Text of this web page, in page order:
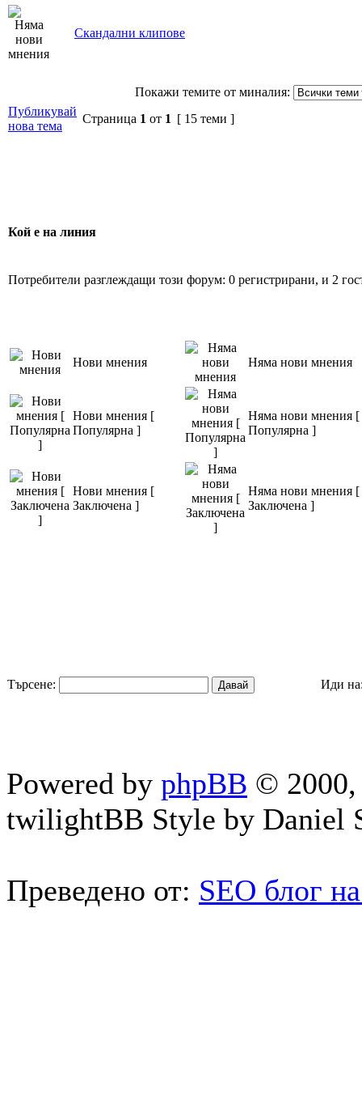
Скандални клипове
Покажи темите от миналия:
Публикувай
нова тема
Страница 1 от 1 [ 15 теми ]
Кой е на линия
Потребители разглеждащи този форум: 0 регистрирани, и 2
Нови мнения Няма нови мнения
Нови мнения [
Популярна ]
Няма нови мнения [
Популярна ]
Нови мнения [
Заключена ]
Няма нови мнения [
Заключена ]
Търсене: Иди
Powered by phpBB © 2000,
twilightBB Style by Daniel
Преведено от: SEO блог